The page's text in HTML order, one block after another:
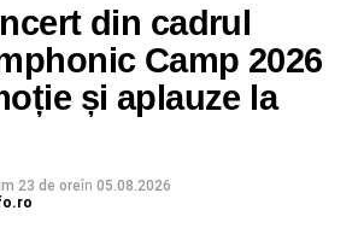
din cadrul
Camp 2026
și aplauze la
23 de oreîn 05.08.2026